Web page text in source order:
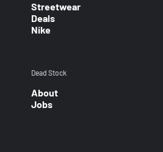
Streetwear
Deals
Nike
Dead Stock
About
Jobs